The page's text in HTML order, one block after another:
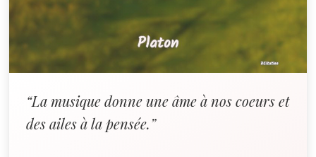
“La musique donne une âme à nos coeurs et
des ailes à la pensée.”